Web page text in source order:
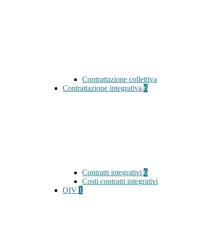
Contrattazione collettiva
Contrattazione integrativa 6
Contratti integrativi 6
Costi contratti integrativi
OIV 1